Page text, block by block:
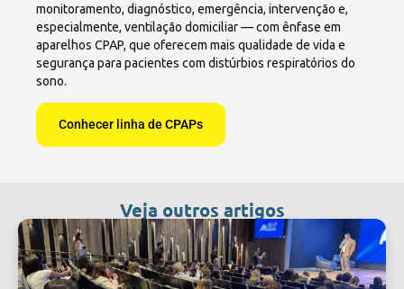
monitoramento, diagnóstico, emergência, intervenção e,
especialmente, ventilação domiciliar — com ênfase em
aparelhos CPAP, que oferecem mais qualidade de vida e
segurança para pacientes com distúrbios respiratórios do
sono.
Conhecer linha de CPAPs
Veja outros artigos